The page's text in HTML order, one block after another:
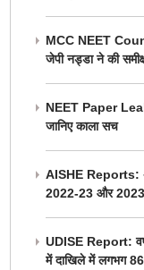
MCC NEET
जेपी नड्डा ने की
NEET Paper
जानिए काला सच
AISHE Reports:
2022-23 और
UDISE Report:
में दाखिले में लगभग